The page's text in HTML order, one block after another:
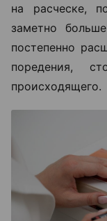
на расческе,
заметно
постепенно
поредения,
происходящего.